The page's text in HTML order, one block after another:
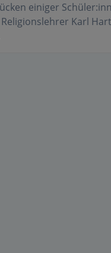
einiger
Karl